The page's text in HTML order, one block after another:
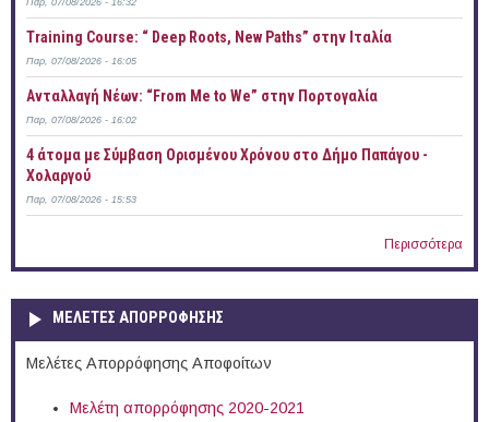
Παρ, 07/08/2026 - 16:32
Training Course: “ Deep Roots, New Paths” στην Ιταλία
Παρ, 07/08/2026 - 16:05
Ανταλλαγή Νέων: “From Me to We” στην Πορτογαλία
Παρ, 07/08/2026 - 16:02
4 άτομα με Σύμβαση Ορισμένου Χρόνου στο Δήμο Παπάγου -
Χολαργού
Παρ, 07/08/2026 - 15:53
Περισσότερα
ΜΕΛΕΤΕΣ ΑΠΟΡΡΟΦΗΣΗΣ
Μελέτες Απορρόφησης Αποφοίτων
Μελέτη απορρόφησης 2020-2021